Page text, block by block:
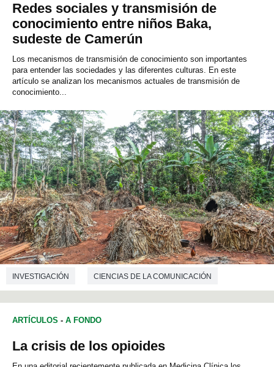
Redes sociales y transmisión de
conocimiento entre niños Baka,
sudeste de Camerún
Los mecanismos de transmisión de conocimiento son importantes
para entender las sociedades y las diferentes culturas. En este
artículo se analizan los mecanismos actuales de transmisión de
conocimiento...
INVESTIGACIÓN CIENCIAS DE LA COMUNICACIÓN
ANTROPOLOGÍA
ARTÍCULOS - A FONDO
La crisis de los opioides